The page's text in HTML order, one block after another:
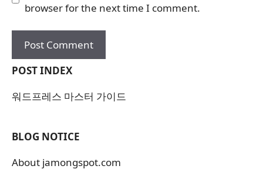
browser for the next time I comment.
POST INDEX
워드프레스 마스터 가이드
BLOG NOTICE
About jamongspot.com